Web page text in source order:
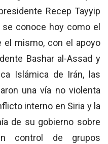
Recep Tayyip
se conoce hoy como el
el mismo, con el apoyo
Bashar al-Assad y
Islámica de Irán, las
una vía no violenta
interno en Siria y la
de su gobierno sobre
control de grupos